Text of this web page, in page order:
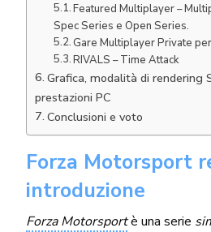
Featured Multiplayer –
Spec Series e Open Series.
Gare Multiplayer Private
RIVALS – Time Attack
Grafica, modalità di rendering
prestazioni PC
Conclusioni e voto
Forza Motorsport
introduzione
Forza Motorsportè una serie